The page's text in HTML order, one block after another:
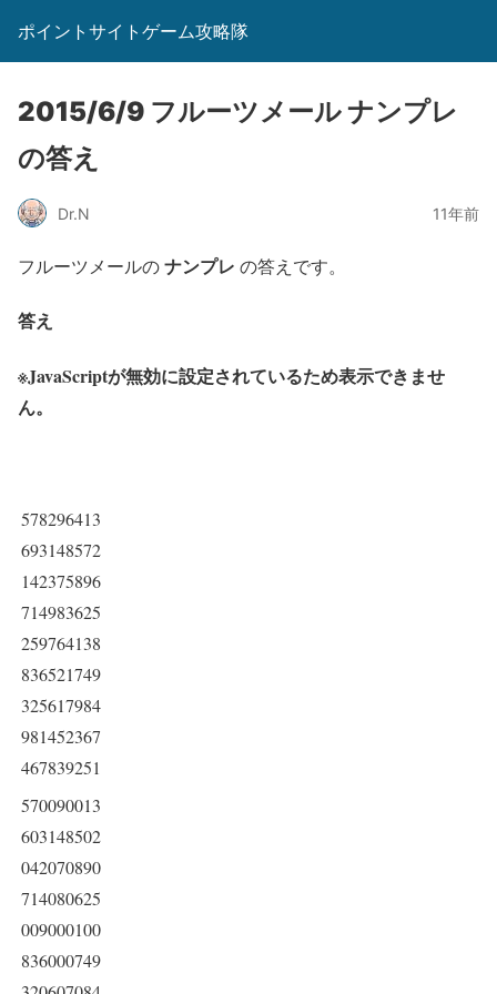
ポイントサイトゲーム攻略隊
2015/6/9 フルーツメール ナンプレ
の答え
Dr.N 11年前
フルーツメールのナンプレ の答えです。
答え
※JavaScriptが無効に設定されているため表示できませ
ん。
578296413
693148572
142375896
714983625
259764138
836521749
325617984
981452367
467839251
570090013
603148502
042070890
714080625
009000100
836000749